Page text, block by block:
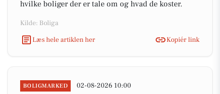
hvilke boliger der er tale om og hvad de koster.
Kilde: Boliga
Læs hele artiklen her
Kopiér link
BOLIGMARKED 02-08-2026 10:00